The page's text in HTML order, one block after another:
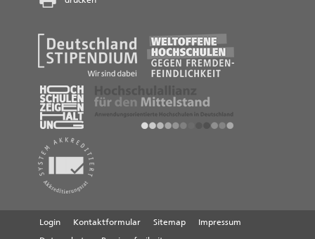
Login Kontaktformular Sitemap
Impressum